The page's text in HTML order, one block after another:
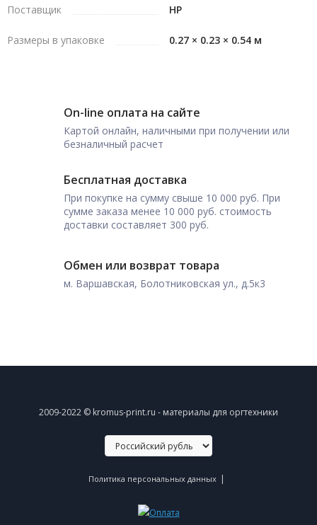
Поставщик HP
Размеры в упаковке 0.27 × 0.23 × 0.54 м
On-line оплата на сайте
Картой онлайн, наличными при получении или
безналичный расчет
Бесплатная доставка
При покупке на сумму свыше 10 000 руб. При
сумме заказа менее 10 000 руб. стоимость
доставки составляет 300 руб.
Обмен или возврат товара
м. Варшавская, Болотниковская ул., д.5к3
2009-2022 © kromus-print.ru - материалы для оргтехники
Политика персональных данных |